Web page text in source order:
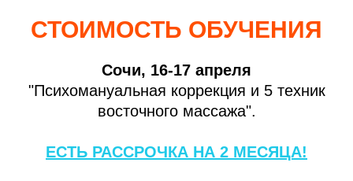
СТОИМОСТЬ ОБУЧЕНИЯ
Сочи, 16-17 апреля
"Психомануальная коррекция и 5 техник
восточного массажа".
ЕСТЬ РАССРОЧКА НА 2 МЕСЯЦА!